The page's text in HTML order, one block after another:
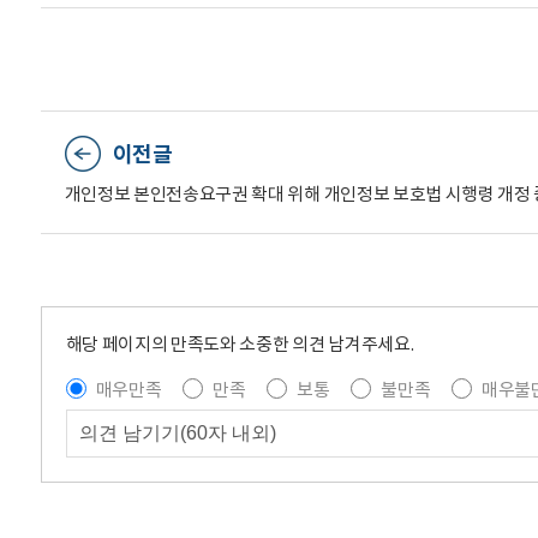
이전글
개인정보 본인전송요구권 확대 위해 개인정보 보호법 시행령 개정
해당 페이지의 만족도와 소중한 의견 남겨주세요.
매우만족
만족 보통 불만족 매우불